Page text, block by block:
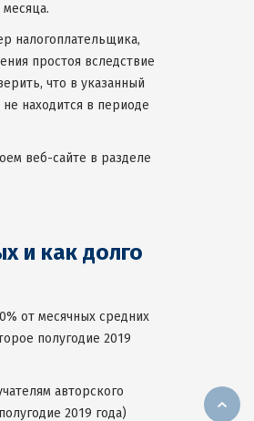
налогоплательщика,
простоя вследствие
что в указанный
находится в периоде
веб-сайте в разделе
и как долго
от месячных средних
полугодие 2019
авторского
2019 года)